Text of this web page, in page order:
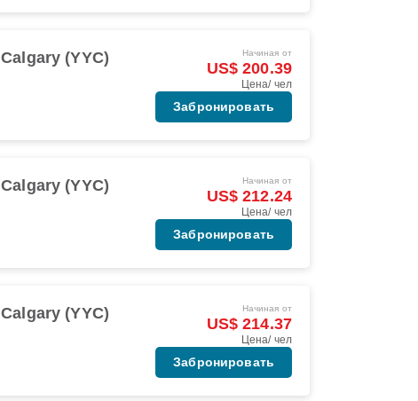
Calgary (YYC) Начиная от
US$ 200.39
Цена/ чел
Забронировать
Calgary (YYC) Начиная от
US$ 212.24
Цена/ чел
Забронировать
Calgary (YYC) Начиная от
US$ 214.37
Цена/ чел
Забронировать